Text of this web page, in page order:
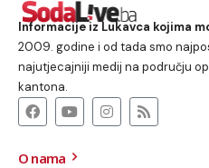
Informacije iz Lukavca kojima
2009. godine i od tada smo
najutjecajniji medij na području
kantona.
O nama